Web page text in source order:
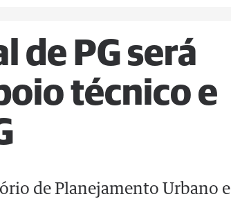
de PG será
técnico e
de Planejamento Urbano e